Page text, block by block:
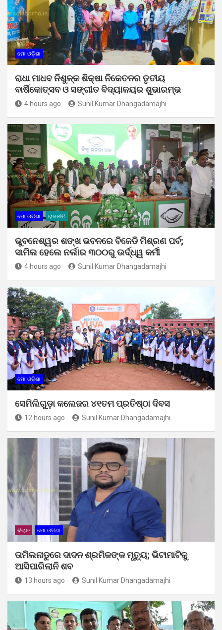
ମୋ ଓଡ଼ିଶା
ରାଧା ମାଧବ ନିଶୁଳ୍କ ଶିକ୍ଷା ନିକେତନର ତୃତୀୟ
ବାର୍ଷିକୋତ୍ସବ ଓ ସଙ୍ଗୀତ ବିଦ୍ୟାଳୟର ଶୁଭାରମ୍ଭ
4 hours ago Sunil Kumar Dhangadamajhi
ମୋ ଓଡ଼ିଶା ରାଜନୀତି
ଭୁବନେଶ୍ୱର ଶଙ୍ଖ ଭବନରେ ବିଜେଡି ମିଶ୍ରଣ ପର୍ବ;
ସାମିଲ ହେଲେ ନର୍ଲାର ୩୦୦ରୁ ଉର୍ଦ୍ଧ୍ୱ କର୍ମୀ
4 hours ago Sunil Kumar Dhangadamajhi
ମୋ ଓଡ଼ିଶା
ସେମିଲିଗୁଡ଼ା କଲେଜର ୪୧ତମ ପ୍ରତିଷ୍ଠା ଦିବସ
12 hours ago Sunil Kumar Dhangadamajhi
ବିଚାର ମୋ ଓଡ଼ିଶା
ତାମିଲନାଡୁରେ ଦାଦନ ଶ୍ରମିକଙ୍କ ମୃତ୍ୟୁ; ଭିଟାମାଟିକୁ
ଆସିପାରିଲାନି ଶବ
13 hours ago Sunil Kumar Dhangadamajhi